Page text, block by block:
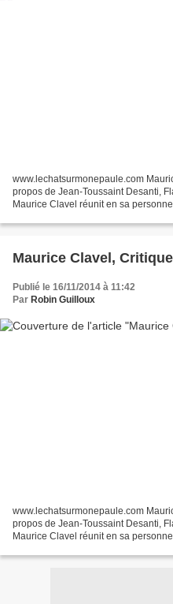
www.lechatsurmonepaule.com
propos de Jean-Toussaint Desanti,
Maurice Clavel réunit en sa
Maurice Clavel,
Publié le 16/11/2014 à 11:42
Par Robin Guilloux
www.lechatsurmonepaule.com
propos de Jean-Toussaint Desanti,
Maurice Clavel réunit en sa